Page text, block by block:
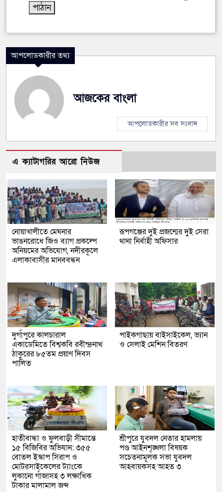
আপলোডকারীর তথ্য
আজকের বাংলা
আপলোডকারীর সব সংবাদ
এ ক্যাটাগরির আরো নিউজ
নোয়াখালীতে মেঘনার
ভাঙনরোধে জিও ব্যাগ প্রকল্পে
অনিয়মের অভিযোগ, নদীরকূলে
এলাকাবাসীর মানববন্ধন
রূপগঞ্জের দুই প্রজন্মের দুই সেরা
থানা নির্বাহী অফিসার
দুর্গাপুরে কালচারাল
একাডেমিতে বিশ্বকবি রবীন্দ্রনাথ
ঠাকুরের ৮৫তম প্রয়াণ দিবস
পালিত
পাইকগাছায় বাইসাইকেল, ভ্যান
ও সেলাই মেশিন বিতরণ
হাতীবান্ধা ও ফুলবাড়ী সীমান্তে
১৫ বিজিবির অভিযান: ৩৫৫
বোতল ইস্কাপ সিরাপ ও
মোটরসাইকেলের ট্যাংকে
লুকানো গাঁজাসহ ৩ লক্ষাধিক
টাকার মালামাল জব্দ
শ্রীপুরে যুবদল নেতার হামলায়
পণ্ড আইনশৃঙ্খলা বিষয়ক
সচেতনামূলক সভা যুবদল
আহবায়কসহ আহত ৩